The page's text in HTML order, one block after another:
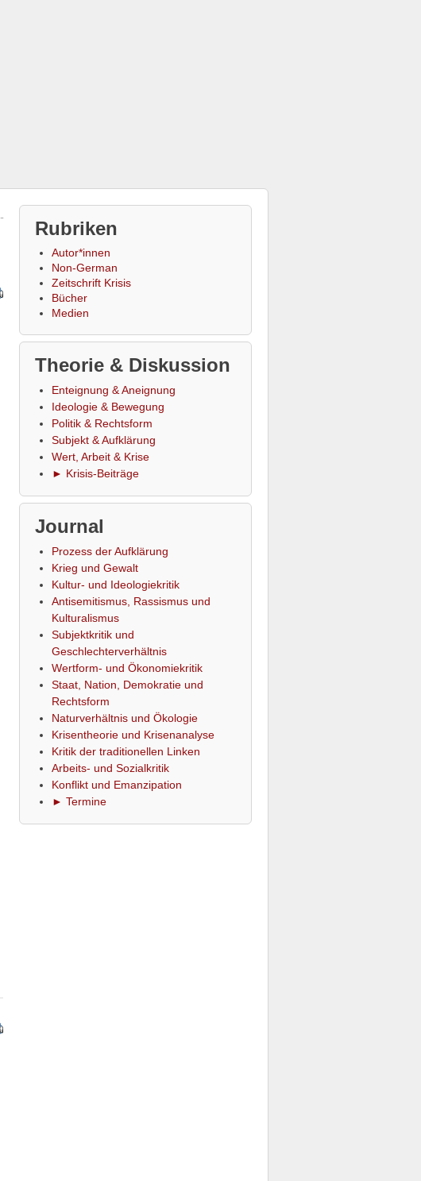
Rubriken
Autor*innen
Non-German
Zeitschrift Krisis
Bücher
Medien
Theorie & Diskussion
Enteignung & Aneignung
Ideologie & Bewegung
Politik & Rechtsform
Subjekt & Aufklärung
Wert, Arbeit & Krise
► Krisis-Beiträge
Journal
Prozess der Aufklärung
Krieg und Gewalt
Kultur- und Ideologiekritik
Antisemitismus, Rassismus und
Kulturalismus
Subjektkritik und
Geschlechterverhältnis
Wertform- und Ökonomiekritik
Staat, Nation, Demokratie und
Rechtsform
Naturverhältnis und Ökologie
Krisentheorie und Krisenanalyse
Kritik der traditionellen Linken
Arbeits- und Sozialkritik
Konflikt und Emanzipation
► Termine